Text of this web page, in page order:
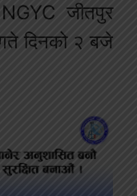
जीतपुर
दिनको २ बजे